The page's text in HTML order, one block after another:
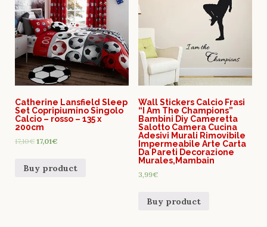
Catherine Lansfield Sleep
Set Copripiumino Singolo
Calcio – rosso – 135 x
200cm
17,10€ 17,01€
Buy product
Wall Stickers Calcio Frasi
“I Am The Champions”
Bambini Diy Cameretta
Salotto Camera Cucina
Adesivi Murali Rimovibile
Impermeabile Arte Carta
Da Pareti Decorazione
Murales,Mambain
3,99€
Buy product